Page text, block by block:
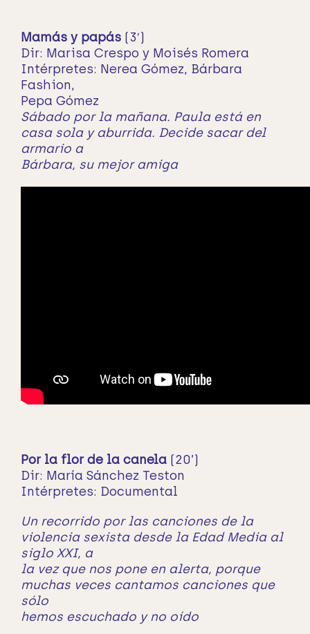
Mamás y papás (3′)
Dir: Marisa Crespo y Moisés Romera
Intérpretes: Nerea Gómez, Bárbara
Fashion,
Pepa Gómez
Sábado por la mañana. Paula está en
casa sola y aburrida. Decide sacar del
armario a
Bárbara, su mejor amiga
Por la flor de la canela (20’)
Dir: María Sánchez Teston
Intérpretes: Documental
Un recorrido por las canciones de la
violencia sexista desde la Edad Media al
siglo XXI, a
la vez que nos pone en alerta, porque
muchas veces cantamos canciones que
sólo
hemos escuchado y no oído